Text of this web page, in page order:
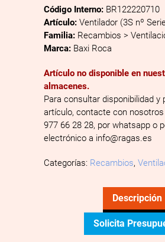
Código Interno: BR122220710
Artículo: Ventilador (3S nº
Familia: Recambios >
Marca: Baxi Roca
Artículo no disponible en
almacenes.
Para consultar disponibilidad y
artículo, contacte con nosotros
977 66 28 28, por whatsapp o
electrónico a info@ragas.es
Categorías: Recambios,
Descripción
Solicita